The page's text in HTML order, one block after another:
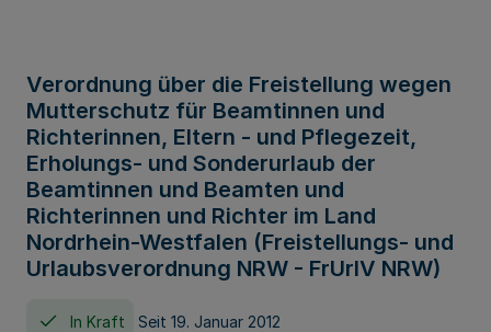
Verordnung über die Freistellung wegen
Mutterschutz für Beamtinnen und
Richterinnen, Eltern - und Pflegezeit,
Erholungs- und Sonderurlaub der
Beamtinnen und Beamten und
Richterinnen und Richter im Land
Nordrhein-Westfalen (Freistellungs- und
Urlaubsverordnung NRW - FrUrlV NRW)
In Kraft Seit 19. Januar 2012